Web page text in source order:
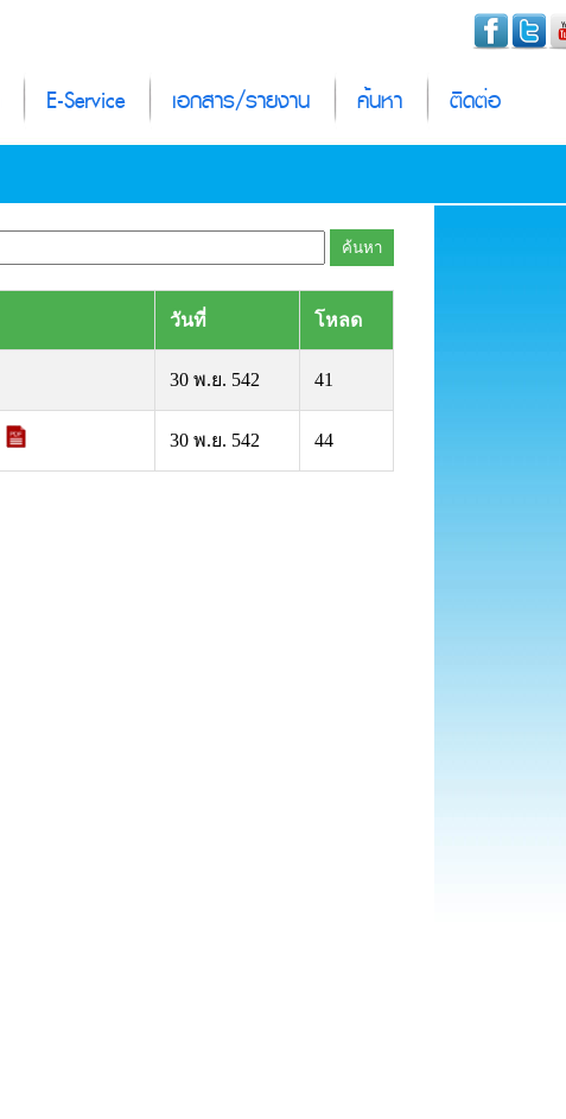
E-Service เอกสาร/รายงาน ค้นหา ติดต่อ
วันที่ โหลด
30 พ.ย. 542 41
30 พ.ย. 542 44